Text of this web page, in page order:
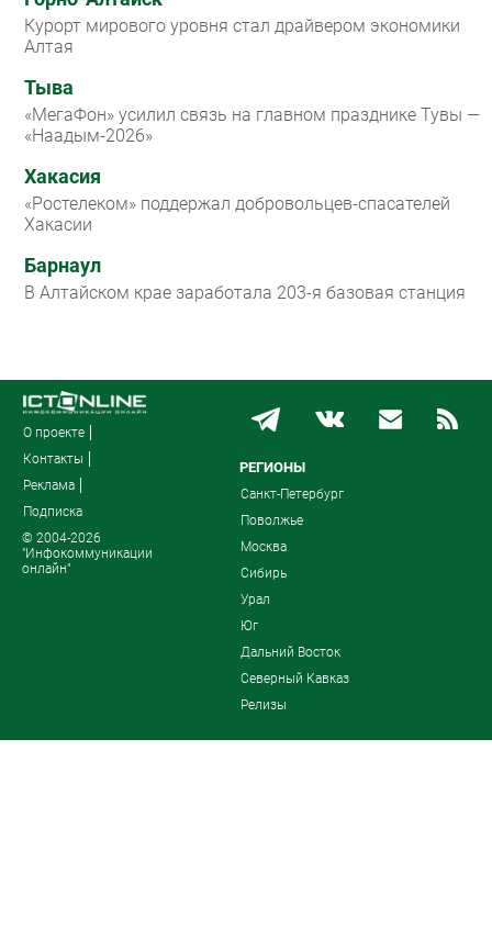
Курорт мирового уровня стал драйвером экономики
Алтая
Тыва
«МегаФон» усилил связь на главном празднике Тувы —
«Наадым-2026»
Хакасия
«Ростелеком» поддержал добровольцев-спасателей
Хакасии
Барнаул
В Алтайском крае заработала 203-я базовая станция
О проекте
Контакты
Реклама
Подписка
© 2004-2026
"Инфокоммуникации
онлайн"
РЕГИОНЫ
Санкт-Петербург
Поволжье
Москва
Сибирь
Урал
Юг
Дальний Восток
Северный Кавказ
Релизы